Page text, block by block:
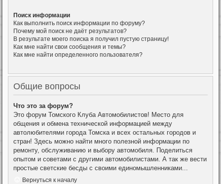
Поиск информации
Как выполнить поиск информации по форуму?
Почему мой поиск не даёт результатов?
В результате моего поиска я получил пустую страницу!
Как мне найти свои сообщения и темы?
Как мне найти определенного пользователя?
Общие вопросы
Что это за форум?
Это форум Томского Клуба Автомобилистов! Место для
общения и обмена технической информацией между
автолюбителями города Томска и всех остальных городов и
стран! Здесь можно найти много полезной информации по
ремонту, обслуживанию и выбору автомобиля. Поделиться
опытом и советами с другими автомобилистами. А так же вести
простые светские бесды с своими единомышленниками...
Вернуться к началу